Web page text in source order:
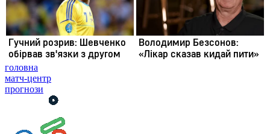
головна
матч-центр
прогнози